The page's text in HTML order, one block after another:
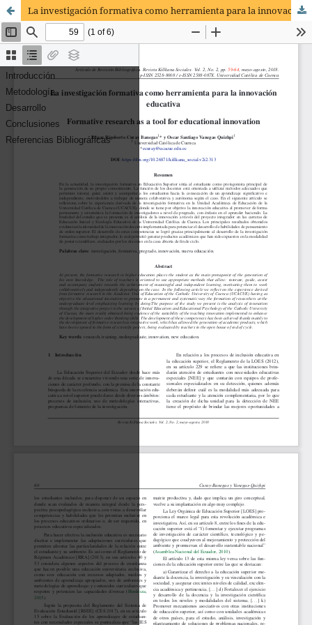
La investigación formativa como herramienta para la innovación educativa